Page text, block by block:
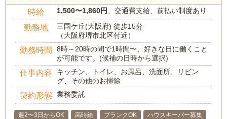
時給 1,500〜1,860円 、交通費支給、前払い制度あり
勤務地
三国ケ丘(大阪府) 徒歩15分
（大阪府堺市北区付近）
勤務時間
8時～20時の間で1時間〜、好きな日に働くこと
が可能です。(候補の日時から選択)
仕事内容
キッチン、トイレ、お風呂、洗面所、リビン
グ、その他のお掃除
契約形態 業務委託
週2〜3日からOK 高時給 ブランクOK
ハウスキーパー募集